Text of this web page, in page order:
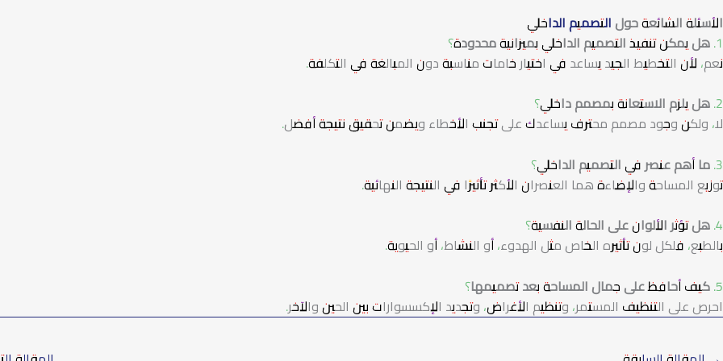
الأسئلة الشائعة حول التصميم الداخلي
1. هل يمكن تنفيذ التصميم الداخلي بميزانية محدودة؟
نعم، لأن التخطيط الجيد يساعد في اختيار خامات مناسبة دون المبالغة في التكلفة.
2. هل يلزم الاستعانة بمصمم داخلي؟
لا، ولكن وجود مصمم محترف يساعدك على تجنب الأخطاء ويضمن تحقيق نتيجة أفضل.
3. ما أهم عنصر في التصميم الداخلي؟
توزيع المساحة والإضاءة هما العنصران الأكثر تأثيرًا في النتيجة النهائية.
4. هل تؤثر الألوان على الحالة النفسية؟
بالطبع، فلكل لون تأثيره الخاص مثل الهدوء، أو النشاط، أو الحيوية.
5. كيف أحافظ على جمال المساحة بعد تصميمها؟
احرص على التنظيف المستمر، وتنظيم الأغراض، وتجديد الإكسسوارات بين الحين والآخر.